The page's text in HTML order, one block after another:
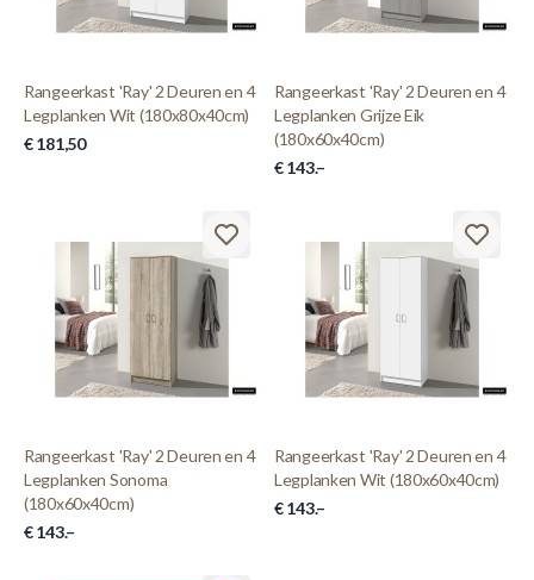
Rangeerkast 'Ray' 2 Deuren en 4
Legplanken Wit (180x80x40cm)
€ 181,50
Rangeerkast 'Ray' 2 Deuren en 4
Legplanken Grijze Eik
(180x60x40cm)
€ 143.–
Rangeerkast 'Ray' 2 Deuren en 4
Legplanken Sonoma
(180x60x40cm)
€ 143.–
Rangeerkast 'Ray' 2 Deuren en 4
Legplanken Wit (180x60x40cm)
€ 143.–